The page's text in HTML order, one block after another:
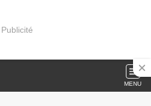
Publicité
MENU